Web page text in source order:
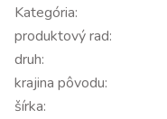
Kategória:
produktový rad:
druh:
krajina pôvodu:
šírka: